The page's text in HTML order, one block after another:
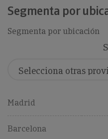
Segmenta por
Segmenta por ubicación
Madrid
Barcelona